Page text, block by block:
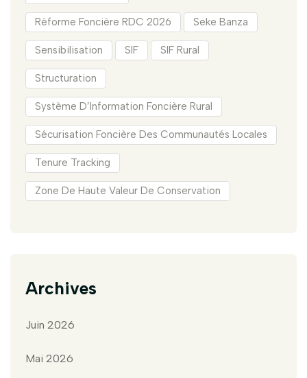
Réforme Foncière RDC 2026 Seke Banza
Sensibilisation SIF SIF Rural
Structuration
Système D’Information Foncière Rural
Sécurisation Foncière Des Communautés Locales
Tenure Tracking
Zone De Haute Valeur De Conservation
Archives
Juin 2026
Mai 2026